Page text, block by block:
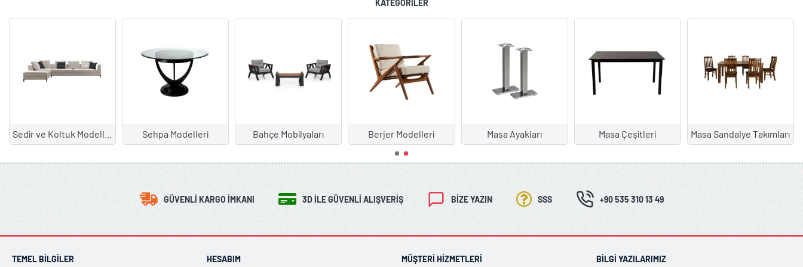
KATEGORILER
Sehpa Modelleri Bahçe Mobilyaları Berjer Modelleri Masa Ayakları Masa Çeşitleri Masa Sandalye Takımları
GÜVENLI KARGO İMKANI 3D İLE GÜVENLI ALIŞVERIŞ BIZE YAZIN SSS +90 535 310 13 49
TEMEL BILGILER HESABIM MÜŞTERI HIZMETLERI BILGI YAZILARIMIZ